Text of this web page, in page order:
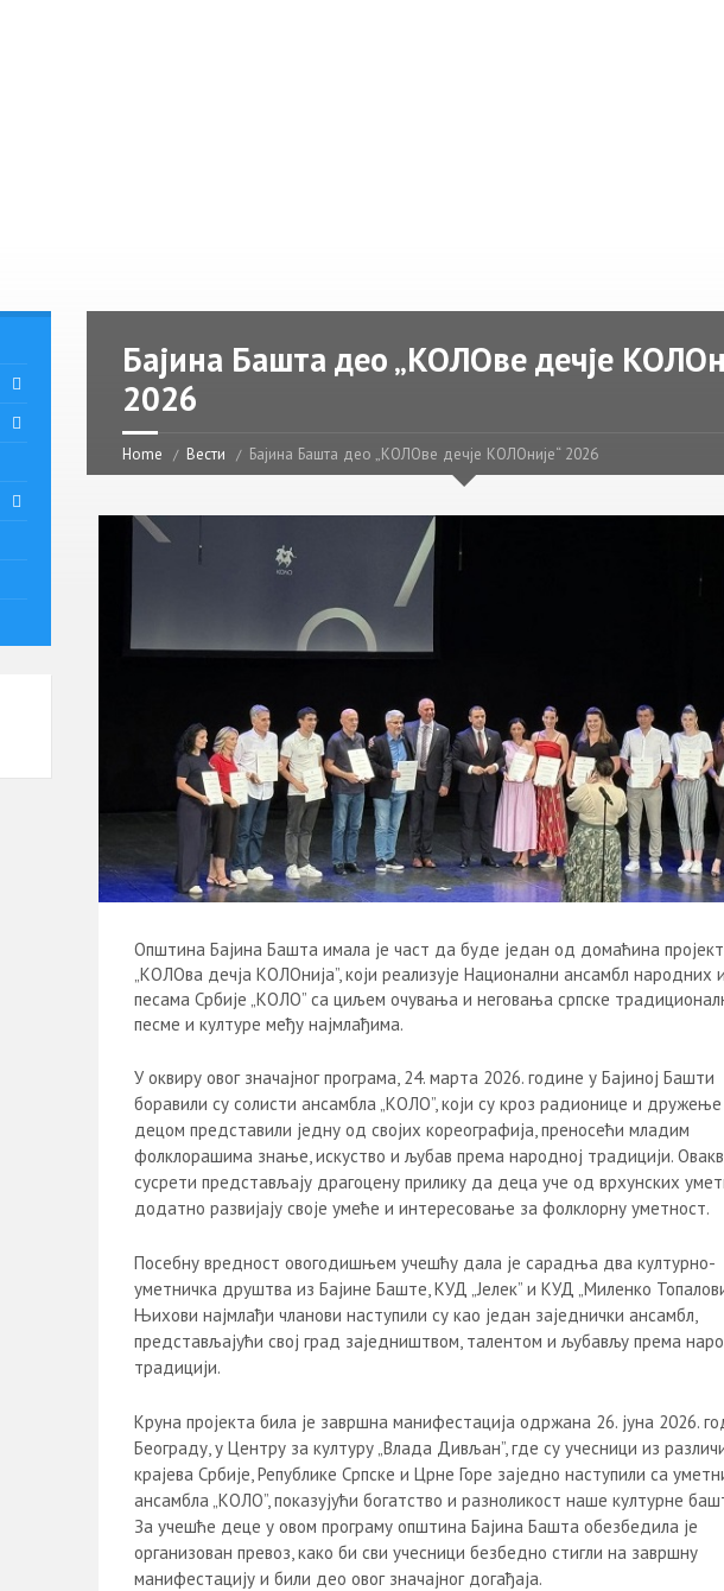
Бајина Башта део „КОЛОве дечје
2026
Home Вести Бајина Башта део „КОЛОве дечје КОЛОније“ 2026
Општина Бајина Башта имала је част да буде један од домаћина
„КОЛОва дечја КОЛОнија”, који реализује Национални ансамбл народних
песама Србије „КОЛО” са циљем очувања и неговања српске
песме и културе међу најмлађима.
У оквиру овог значајног програма, 24. марта 2026. године у Бајиној Башти
боравили су солисти ансамбла „КОЛО”, који су кроз радионице и
децом представили једну од својих кореографија, преносећи младим
фолклорашима знање, искуство и љубав према народној традицији.
сусрети представљају драгоцену прилику да деца уче од врхунских
додатно развијају своје умеће и интересовање за фолклорну уметност.
Посебну вредност овогодишњем учешћу дала је сарадња два културно-
уметничка друштва из Бајине Баште, КУД „Јелек” и КУД „Миленко
Њихови најмлађи чланови наступили су као један заједнички ансамбл,
представљајући свој град заједништвом, талентом и љубављу према
традицији.
Круна пројекта била је завршна манифестација одржана 26. јуна 2026.
Београду, у Центру за културу „Влада Дивљан”, где су учесници из
крајева Србије, Републике Српске и Црне Горе заједно наступили са
ансамбла „КОЛО”, показујући богатство и разноликост наше културне
За учешће деце у овом програму општина Бајина Башта обезбедила је
организован превоз, како би сви учесници безбедно стигли на завршну
манифестацију и били део овог значајног догађаја.